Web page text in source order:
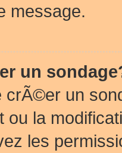
message.
un
crÃ©er un
ou la
les